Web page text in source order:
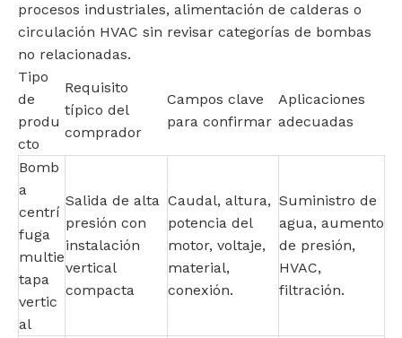
procesos industriales, alimentación de calderas o
circulación HVAC sin revisar categorías de bombas
no relacionadas.
Tipo
de
produ
cto
Requisito
típico del
comprador
Campos clave
para confirmar
Aplicaciones
adecuadas
Bomb
a
centrí
fuga
multie
tapa
vertic
al
Salida de alta
presión con
instalación
vertical
compacta
Caudal, altura,
potencia del
motor, voltaje,
material,
conexión.
Suministro de
agua, aumento
de presión,
HVAC,
filtración.